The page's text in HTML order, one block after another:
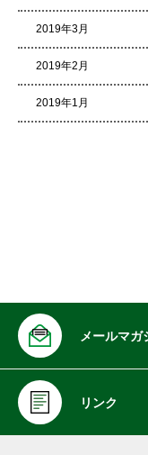
2019年3月
2019年2月
2019年1月
メールマガ
リンク